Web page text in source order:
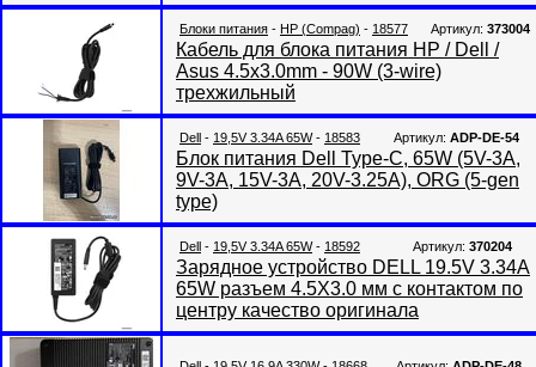
Блоки питания - HP (Compag) - 18577 Артикул: 373004
Кабель для блока питания HP / Dell /
Asus 4.5x3.0mm - 90W (3-wire)
трехжильный
Dell - 19,5V 3.34A 65W- 18583 Артикул: ADP-DE-54
Блок питания Dell Type-C, 65W (5V-3A,
9V-3A, 15V-3A, 20V-3.25A), ORG (5-gen
type)
Dell - 19,5V 3.34A 65W- 18592 Артикул: 370204
Зарядное устройство DELL 19.5V 3.34A
65W разъем 4.5X3.0 мм с контактом по
центру качество оригинала